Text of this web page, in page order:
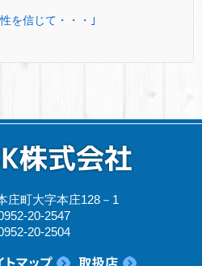
を信じて・・・｣
庄町大字本庄128－1
20-2547
20-2504